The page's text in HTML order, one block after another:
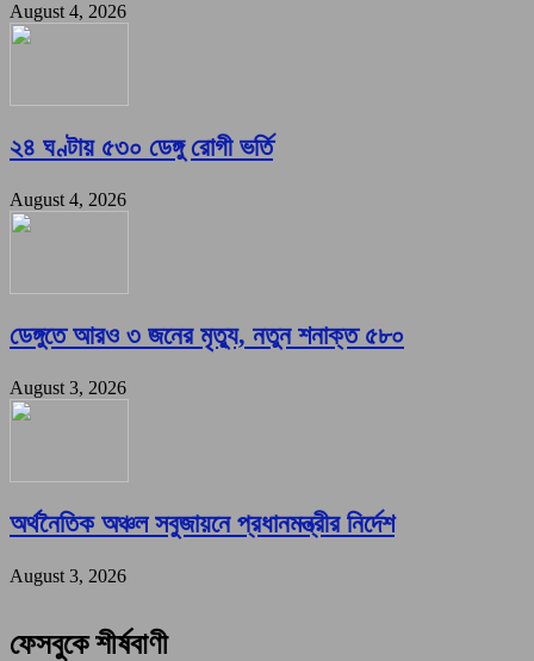
August 4, 2026
২৪ ঘণ্টায় ৫৩০ ডেঙ্গু রোগী ভর্তি
August 4, 2026
ডেঙ্গুতে আরও ৩ জনের মৃত্যু, নতুন শনাক্ত ৫৮০
August 3, 2026
অর্থনৈতিক অঞ্চল সবুজায়নে প্রধানমন্ত্রীর নির্দেশ
August 3, 2026
ফেসবুকে শীর্ষবাণী